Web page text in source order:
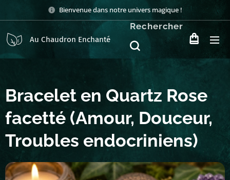
Bienvenue dans notre univers magique !
Au Chaudron Enchanté
Rechercher
Bracelet en Quartz Rose
facetté (Amour, Douceur,
Troubles endocriniens)